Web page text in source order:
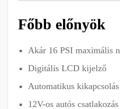
Főbb előnyök
Akár 16 PSI maximális
Digitális LCD kijelző
Automatikus
12V-os autós csatlakozás